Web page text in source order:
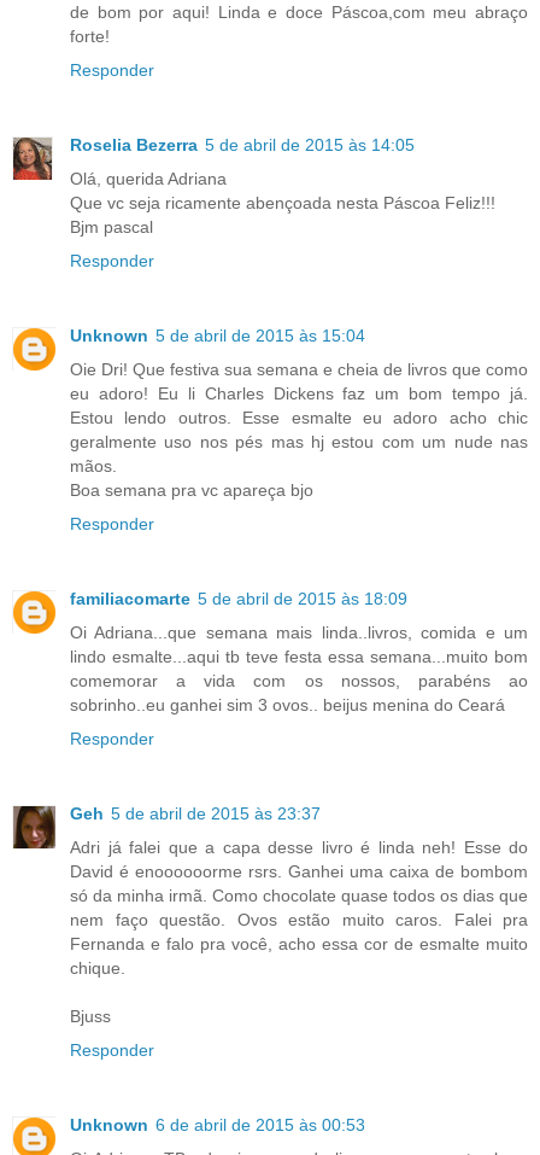
de bom por aqui! Linda e doce Páscoa,com meu abraço
forte!
Responder
Roselia Bezerra 5 de abril de 2015 às 14:05
Olá, querida Adriana
Que vc seja ricamente abençoada nesta Páscoa Feliz!!!
Bjm pascal
Responder
Unknown 5 de abril de 2015 às 15:04
Oie Dri! Que festiva sua semana e cheia de livros que como
eu adoro! Eu li Charles Dickens faz um bom tempo já.
Estou lendo outros. Esse esmalte eu adoro acho chic
geralmente uso nos pés mas hj estou com um nude nas
mãos.
Boa semana pra vc apareça bjo
Responder
familiacomarte 5 de abril de 2015 às 18:09
Oi Adriana...que semana mais linda..livros, comida e um
lindo esmalte...aqui tb teve festa essa semana...muito bom
comemorar a vida com os nossos, parabéns ao
sobrinho..eu ganhei sim 3 ovos.. beijus menina do Ceará
Responder
Geh 5 de abril de 2015 às 23:37
Adri já falei que a capa desse livro é linda neh! Esse do
David é enoooooorme rsrs. Ganhei uma caixa de bombom
só da minha irmã. Como chocolate quase todos os dias que
nem faço questão. Ovos estão muito caros. Falei pra
Fernanda e falo pra você, acho essa cor de esmalte muito
chique.
Bjuss
Responder
Unknown 6 de abril de 2015 às 00:53